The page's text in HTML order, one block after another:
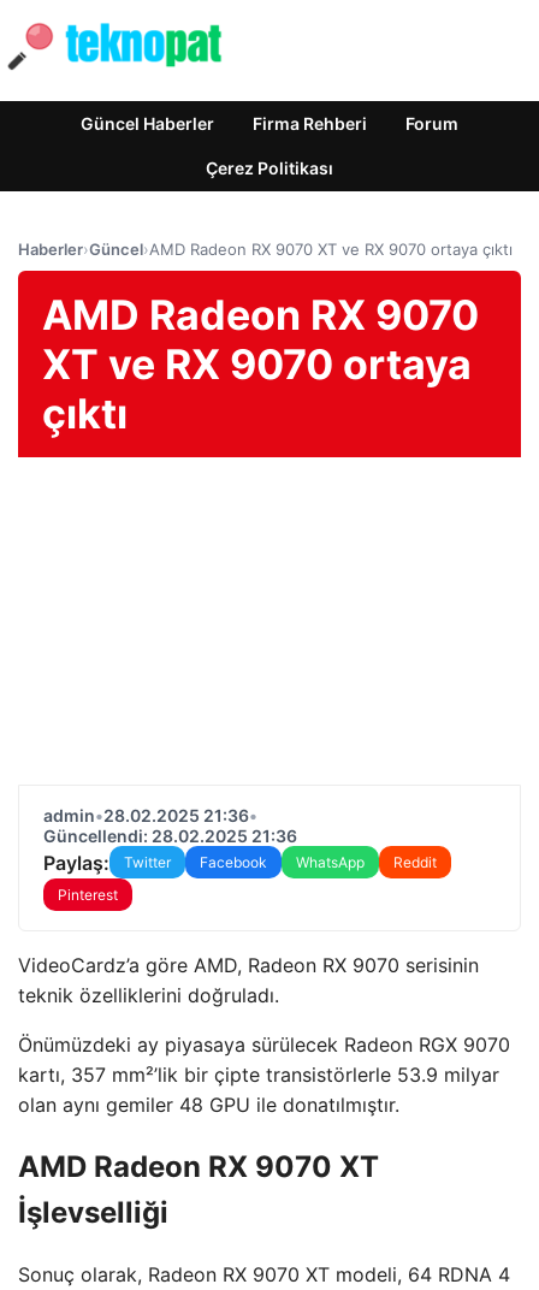
Güncel Haberler Firma Rehberi Forum
Çerez Politikası
Haberler›Güncel›AMD Radeon RX 9070 XT ve RX 9070 ortaya çıktı
AMD Radeon RX 9070
XT ve RX 9070 ortaya
çıktı
admin•28.02.2025 21:36•
Güncellendi: 28.02.2025 21:36
Paylaş: Twitter Facebook WhatsApp
Reddit
Pinterest
VideoCardz’a göre AMD, Radeon RX 9070 serisinin
teknik özelliklerini doğruladı.
Önümüzdeki ay piyasaya sürülecek Radeon RGX 9070
kartı, 357 mm²’lik bir çipte transistörlerle 53.9 milyar
olan aynı gemiler 48 GPU ile donatılmıştır.
AMD Radeon RX 9070 XT
İşlevselliği
Sonuç olarak, Radeon RX 9070 XT modeli, 64 RDNA 4